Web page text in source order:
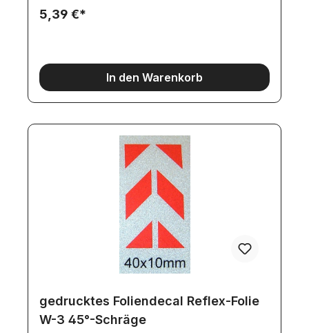
usw.Auf Anfrage sind auch weitere, individuelle
Größen herstellbar.
5,39 €*
In den Warenkorb
gedrucktes Foliendecal Reflex-Folie
W-3 45°-Schräge